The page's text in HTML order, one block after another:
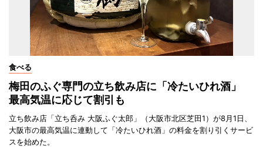
食べる
梅田のふぐ専門の立ち飲み店に「冷たいひれ酒」
最高気温に応じて割引も
立ち飲み店「立ち呑み 大阪ふぐ太郎」（大阪市北区芝田1）が8月1日、
大阪市の最高気温に連動して「冷たいひれ酒」の料金を割り引くサービ
スを始めた。